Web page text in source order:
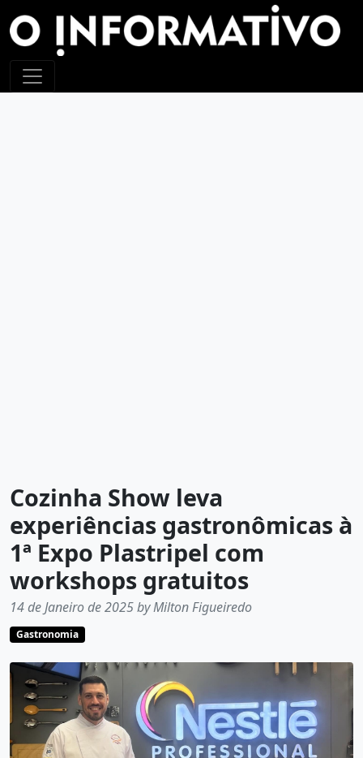
Cozinha Show leva
experiências gastronômicas à
1ª Expo Plastripel com
workshops gratuitos
14 de Janeiro de 2025 by Milton Figueiredo
Gastronomia